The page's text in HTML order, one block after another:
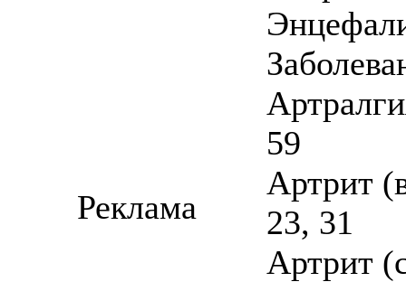
59
Артрит
23, 31
Артрит
Реклама